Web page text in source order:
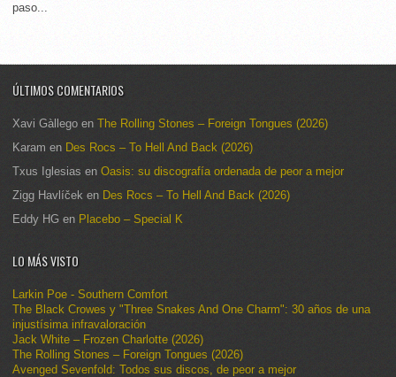
paso...
ÚLTIMOS COMENTARIOS
Xavi Gàllego en The Rolling Stones – Foreign Tongues (2026)
Karam en Des Rocs – To Hell And Back (2026)
Txus Iglesias en Oasis: su discografía ordenada de peor a mejor
Zigg Havlíček en Des Rocs – To Hell And Back (2026)
Eddy HG en Placebo – Special K
LO MÁS VISTO
Larkin Poe - Southern Comfort
The Black Crowes y "Three Snakes And One Charm": 30 años de una
injustísima infravaloración
Jack White – Frozen Charlotte (2026)
The Rolling Stones – Foreign Tongues (2026)
Avenged Sevenfold: Todos sus discos, de peor a mejor